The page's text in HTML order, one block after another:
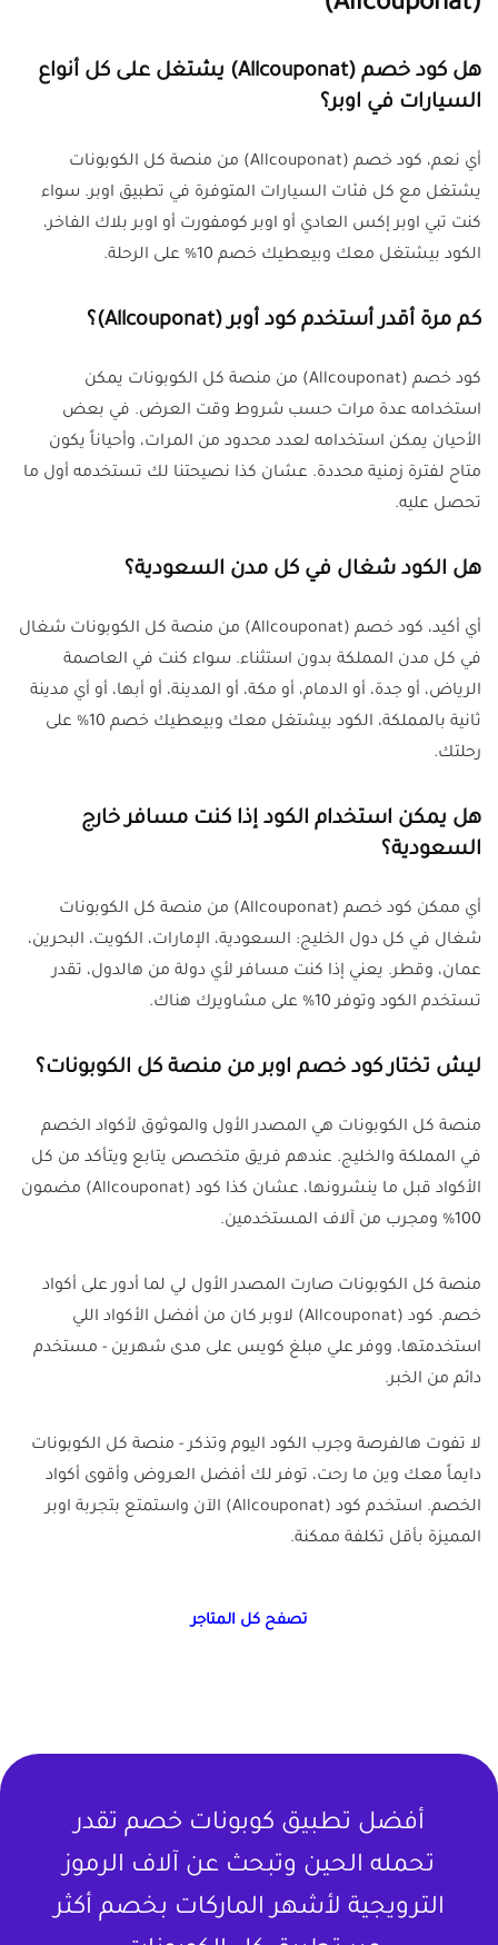
هل كود خصم (Allcouponat) يشتغل على كل أنواع
السيارات في اوبر؟
أي نعم، كود خصم (Allcouponat) من منصة كل الكوبونات
يشتغل مع كل فئات السيارات المتوفرة في تطبيق اوبر. سواء
كنت تبي اوبر إكس العادي أو اوبر كومفورت أو اوبر بلاك الفاخر،
الكود بيشتغل معك وبيعطيك خصم 10% على الرحلة.
كم مرة أقدر أستخدم كود أوبر (Allcouponat)؟
كود خصم (Allcouponat) من منصة كل الكوبونات يمكن
استخدامه عدة مرات حسب شروط وقت العرض. في بعض
الأحيان يمكن استخدامه لعدد محدود من المرات، وأحياناً يكون
متاح لفترة زمنية محددة. عشان كذا نصيحتنا لك تستخدمه أول ما
تحصل عليه.
هل الكود شغال في كل مدن السعودية؟
أي أكيد، كود خصم (Allcouponat) من منصة كل الكوبونات شغال
في كل مدن المملكة بدون استثناء. سواء كنت في العاصمة
الرياض، أو جدة، أو الدمام، أو مكة، أو المدينة، أو أبها، أو أي مدينة
ثانية بالمملكة، الكود بيشتغل معك وبيعطيك خصم 10% على
رحلتك.
هل يمكن استخدام الكود إذا كنت مسافر خارج
السعودية؟
أي ممكن كود خصم (Allcouponat) من منصة كل الكوبونات
شغال في كل دول الخليج: السعودية، الإمارات، الكويت، البحرين،
عمان، وقطر. يعني إذا كنت مسافر لأي دولة من هالدول، تقدر
تستخدم الكود وتوفر 10% على مشاويرك هناك.
ليش تختار كود خصم اوبر من منصة كل الكوبونات؟
منصة كل الكوبونات هي المصدر الأول والموثوق لأكواد الخصم
في المملكة والخليج. عندهم فريق متخصص يتابع ويتأكد من كل
الأكواد قبل ما ينشرونها، عشان كذا كود (Allcouponat) مضمون
100% ومجرب من آلاف المستخدمين.
منصة كل الكوبونات صارت المصدر الأول لي لما أدور على أكواد
خصم. كود (Allcouponat) لاوبر كان من أفضل الأكواد اللي
استخدمتها، ووفر علي مبلغ كويس على مدى شهرين - مستخدم
دائم من الخبر.
لا تفوت هالفرصة وجرب الكود اليوم وتذكر - منصة كل الكوبونات
دايماً معك وين ما رحت، توفر لك أفضل العروض وأقوى أكواد
الخصم. استخدم كود (Allcouponat) الآن واستمتع بتجربة اوبر
المميزة بأقل تكلفة ممكنة.
تصفح كل المتاجر
أفضل تطبيق كوبونات خصم تقدر
تحمله الحين وتبحث عن آلاف الرموز
الترويجية لأشهر الماركات بخصم أكثر